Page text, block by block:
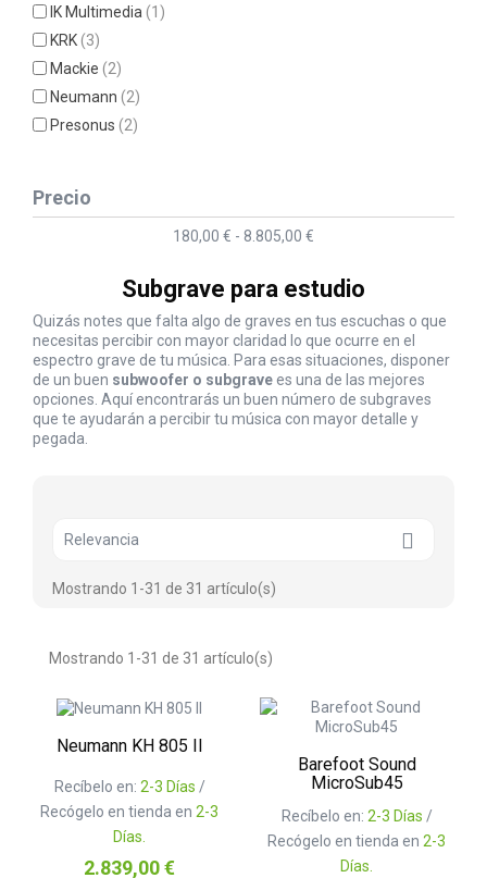
IK Multimedia(1)
KRK(3)
Mackie(2)
Neumann(2)
Presonus(2)
Precio
180,00 € - 8.805,00 €
Subgrave para estudio
Quizás notes que falta algo de graves en tus escuchas o que
necesitas percibir con mayor claridad lo que ocurre en el
espectro grave de tu música. Para esas situaciones, disponer
de un buen subwoofer o subgravees una de las mejores
opciones. Aquí encontrarás un buen número de subgraves
que te ayudarán a percibir tu música con mayor detalle y
pegada.
Relevancia 
Mostrando 1-31 de 31 artículo(s)
Mostrando 1-31 de 31 artículo(s)
Neumann KH 805 II
Recíbelo en: 2-3 Días /
Recógelo en tienda en 2-3
Días.
Precio
2.839,00 €
Barefoot Sound
MicroSub45
Recíbelo en: 2-3 Días /
Recógelo en tienda en 2-3
Días.